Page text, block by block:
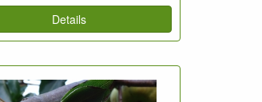
Details